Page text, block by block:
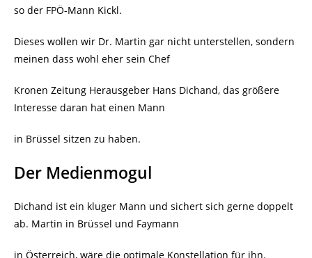
so der FPÖ-Mann Kickl.
Dieses wollen wir Dr. Martin gar nicht unterstellen, sondern
meinen dass wohl eher sein Chef
Kronen Zeitung Herausgeber Hans Dichand, das größere
Interesse daran hat einen Mann
in Brüssel sitzen zu haben.
Der Medienmogul
Dichand ist ein kluger Mann und sichert sich gerne doppelt
ab. Martin in Brüssel und Faymann
in Österreich, wäre die optimale Konstellation für ihn.